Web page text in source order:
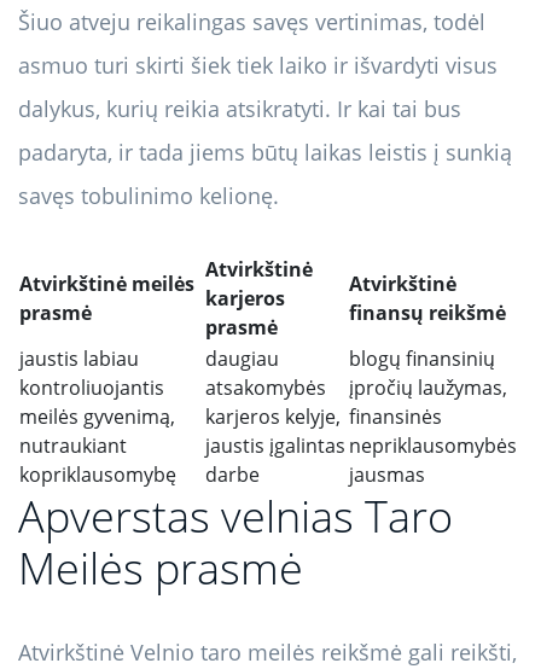
Šiuo atveju reikalingas savęs vertinimas, todėl
asmuo turi skirti šiek tiek laiko ir išvardyti visus
dalykus, kurių reikia atsikratyti. Ir kai tai bus
padaryta, ir tada jiems būtų laikas leistis į sunkią
savęs tobulinimo kelionę.
Atvirkštinė meilės
prasmė
Atvirkštinė
karjeros
prasmė
Atvirkštinė
finansų reikšmė
jaustis labiau
kontroliuojantis
meilės gyvenimą,
nutraukiant
kopriklausomybę
daugiau
atsakomybės
karjeros kelyje,
jaustis įgalintas
darbe
blogų finansinių
įpročių laužymas,
finansinės
nepriklausomybės
jausmas
Apverstas velnias Taro
Meilės prasmė
Atvirkštinė Velnio taro meilės reikšmė gali reikšti,